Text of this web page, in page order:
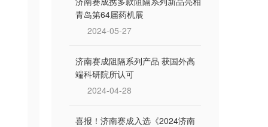
青岛第64届药机展
2024-05-27
济南赛成阻隔系列产品 获国外高
端科研院所认可
2024-04-28
喜报！济南赛成入选《2024济南